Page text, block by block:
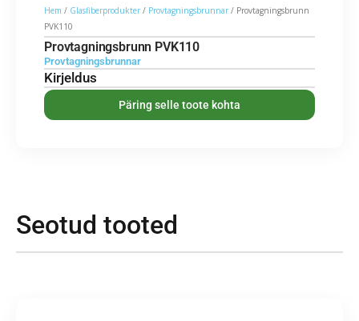
Hem / Glasfiberprodukter / Provtagningsbrunnar / Provtagningsbrunn
PVK110
Provtagningsbrunn PVK110
Provtagningsbrunnar
Kirjeldus
Päring selle toote kohta
Seotud tooted